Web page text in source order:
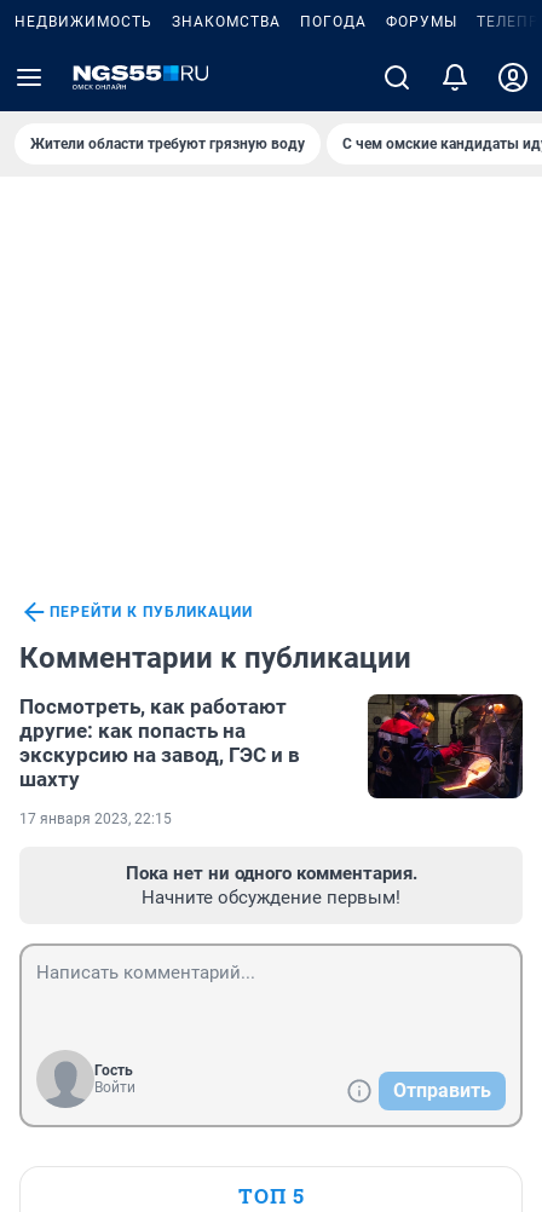
НЕДВИЖИМОСТЬ ЗНАКОМСТВА ПОГОДА ФОРУМЫ
Жители области требуют грязную воду С чем омские кандидаты
ПЕРЕЙТИ К ПУБЛИКАЦИИ
Комментарии к публикации
Посмотреть, как работают
другие: как попасть на
экскурсию на завод, ГЭС и в
шахту
17 января 2023, 22:15
Пока нет ни одного комментария.
Начните обсуждение первым!
Гость
Войти
Отправить
ТОП 5